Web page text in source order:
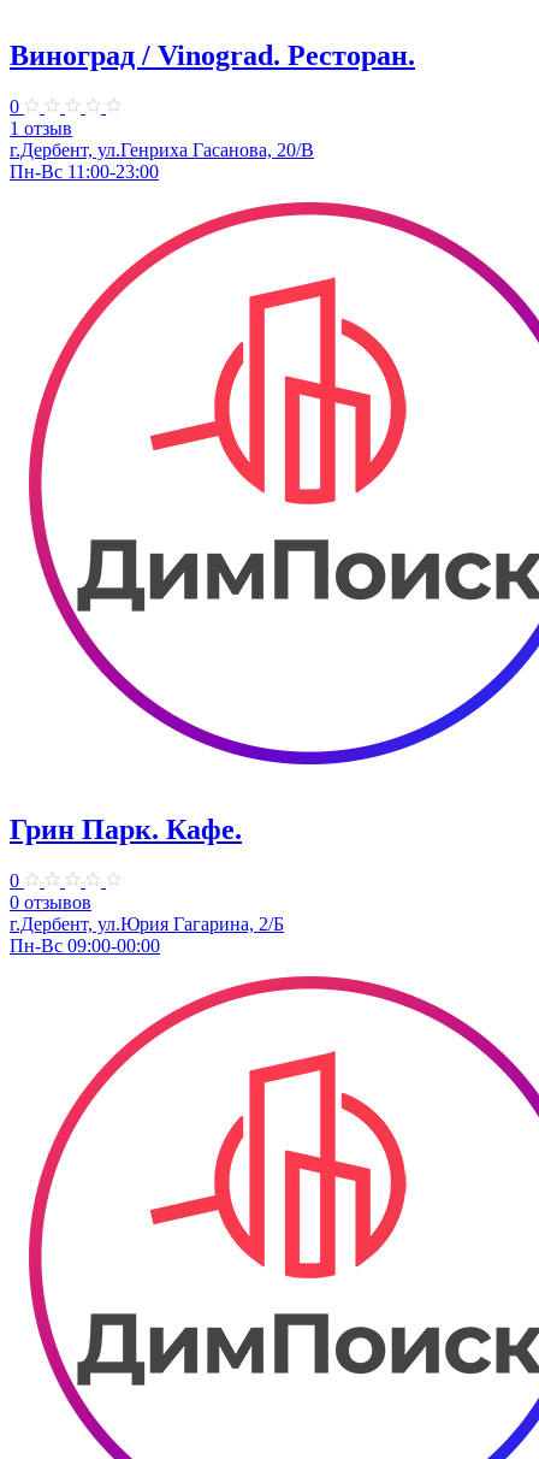
Виноград / Vinograd. Ресторан.
0
1 отзыв
г.Дербент, ​ул.Генриха Гасанова, 20/В
Пн-Вс 11:00-23:00
Грин Парк. Кафе.
0
0 отзывов
г.Дербент, ул.Юрия Гагарина, 2/Б
Пн-Вс 09:00-00:00